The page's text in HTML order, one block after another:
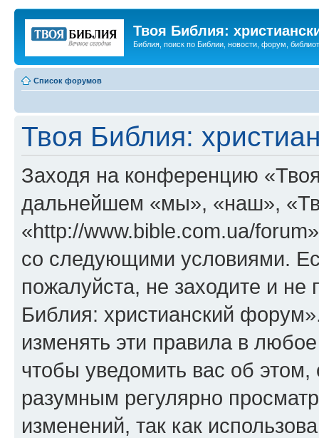
Твоя Библия:
Библия, поиск по Библии, новости, форум,
Список форумов
Твоя Библия:
Заходя на конференцию
дальнейшем «мы», «наш»,
«http://www.bible.com.ua/
со следующими условиями.
пожалуйста, не заходите и
Библия: христианский
изменять эти правила в
чтобы уведомить вас об
разумным регулярно
изменений, так как